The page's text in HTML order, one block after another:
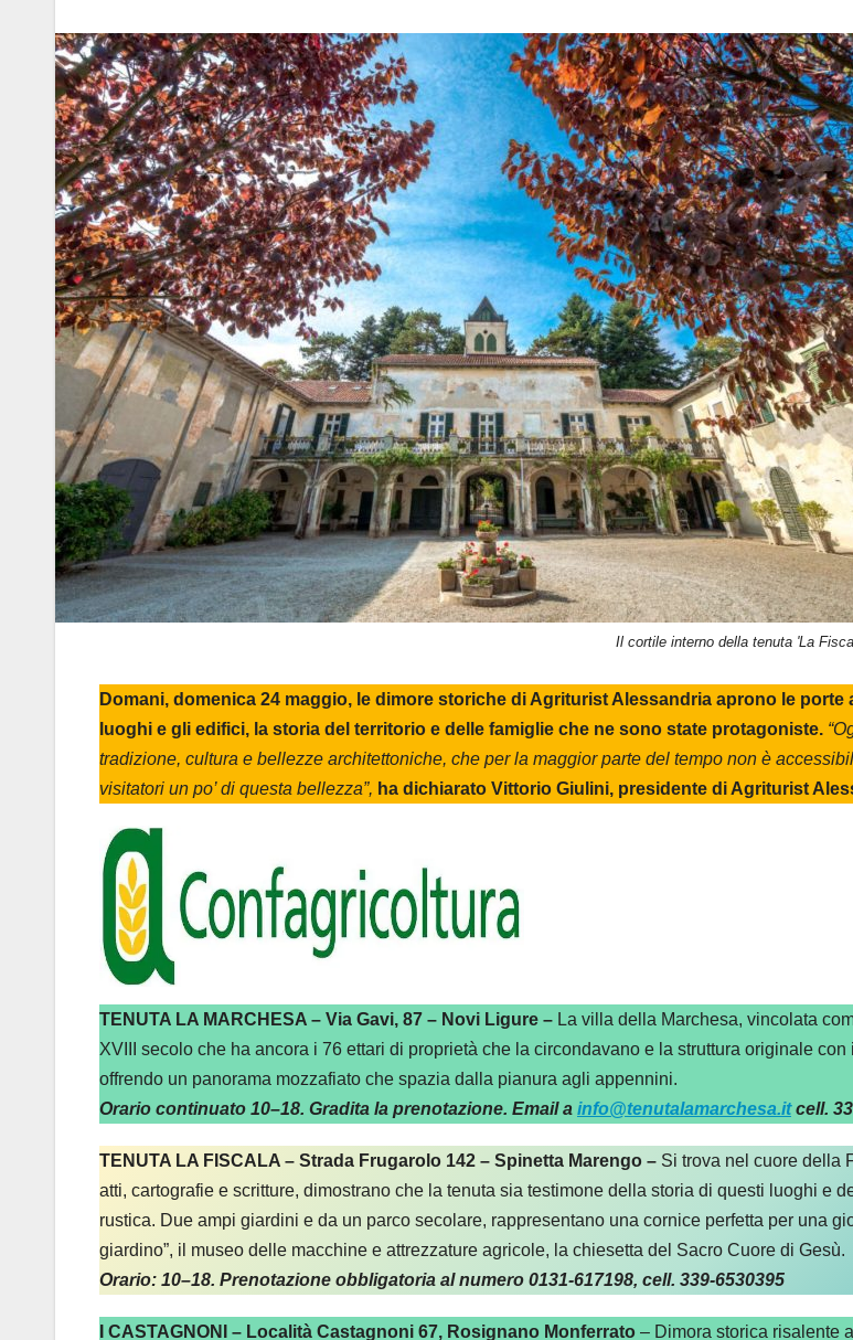
Il cortile interno della tenuta 'La
Domani, domenica 24 maggio, le dimore storiche di Agriturist Alessandria aprono le
luoghi e gli edifici, la storia del territorio e delle famiglie che ne sono state protagoniste.
tradizione, cultura e bellezze architettoniche, che per la maggior parte del tempo non è
visitatori un po’ di questa bellezza”, ha dichiarato Vittorio Giulini, presidente di Agriturist
TENUTA LA MARCHESA – Via Gavi, 87 – Novi Ligure – La villa della Marchesa, vincolata
XVIII secolo che ha ancora i 76 ettari di proprietà che la circondavano e la struttura originale
offrendo un panorama mozzafiato che spazia dalla pianura agli appennini.
Orario continuato 10–18. Gradita la prenotazione. Email a info@tenutalamarchesa.itcell.
TENUTA LA FISCALA – Strada Frugarolo 142 – Spinetta Marengo – Si trova nel cuore della
atti, cartografie e scritture, dimostrano che la tenuta sia testimone della storia di questi luoghi e
rustica. Due ampi giardini e da un parco secolare, rappresentano una cornice perfetta per una
giardino”, il museo delle macchine e attrezzature agricole, la chiesetta del Sacro Cuore di Gesù.
Orario: 10–18. Prenotazione obbligatoria al numero 0131-617198, cell. 339-6530395
I CASTAGNONI – Località Castagnoni 67, Rosignano Monferrato – Dimora storica risalente